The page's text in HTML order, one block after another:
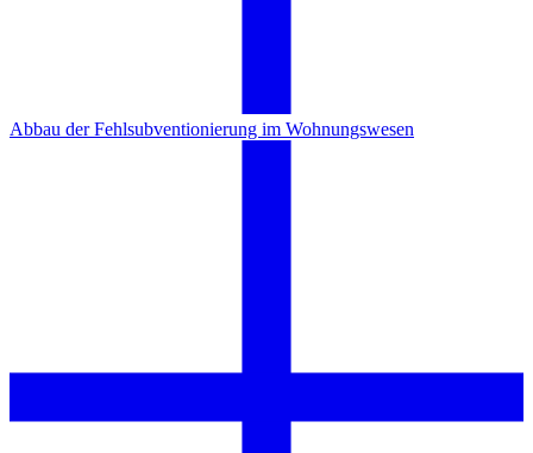
Abbau der Fehlsubventionierung im Wohnungswesen